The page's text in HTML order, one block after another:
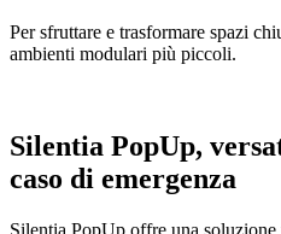
Per sfruttare e trasformare spazi
ambienti modulari più piccoli.
Silentia PopUp,
caso di emergenza
Silentia PopUp offre una soluzione